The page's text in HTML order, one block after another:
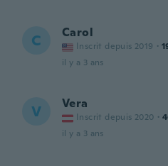
C Carol
Inscrit depuis 2019 ·
il y a 3 ans
V Vera
Inscrit depuis 2020 ·
il y a 3 ans